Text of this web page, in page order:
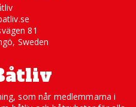
81
Sweden
som når medlemmarna i